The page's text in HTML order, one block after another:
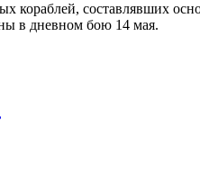
кораблей, составлявших
в дневном бою 14 мая.